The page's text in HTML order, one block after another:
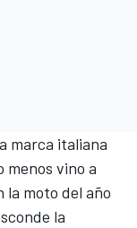
marca italiana
menos vino a
la moto del año
la